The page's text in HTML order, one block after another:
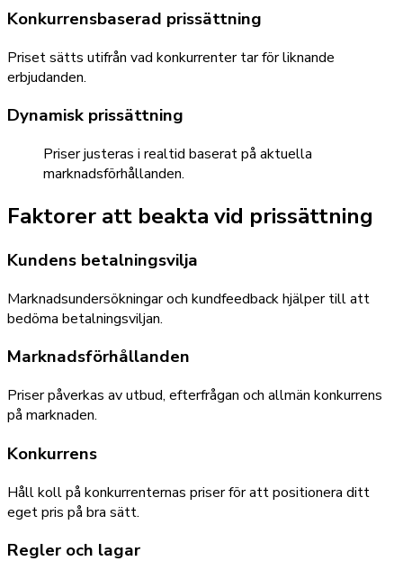
Konkurrensbaserad prissättning
Priset sätts utifrån vad konkurrenter tar för liknande
erbjudanden.
Dynamisk prissättning
Priser justeras i realtid baserat på aktuella
marknadsförhållanden.
Faktorer att beakta vid prissättning
Kundens betalningsvilja
Marknadsundersökningar och kundfeedback hjälper till att
bedöma betalningsviljan.
Marknadsförhållanden
Priser påverkas av utbud, efterfrågan och allmän konkurrens
på marknaden.
Konkurrens
Håll koll på konkurrenternas priser för att positionera ditt
eget pris på bra sätt.
Regler och lagar